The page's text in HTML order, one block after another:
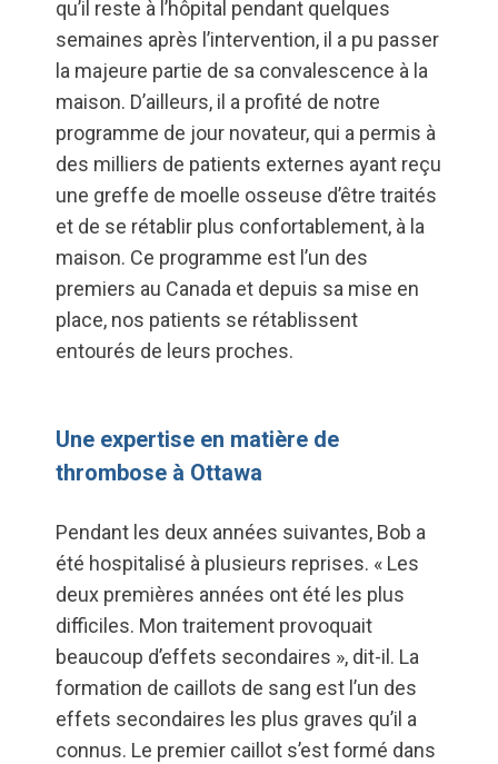
qu’il reste à l’hôpital pendant quelques
semaines après l’intervention, il a pu passer
la majeure partie de sa convalescence à la
maison. D’ailleurs, il a profité de notre
programme de jour novateur, qui a permis à
des milliers de patients externes ayant reçu
une greffe de moelle osseuse d’être traités
et de se rétablir plus confortablement, à la
maison. Ce programme est l’un des
premiers au Canada et depuis sa mise en
place, nos patients se rétablissent
entourés de leurs proches.
Une expertise en matière de
thrombose à Ottawa
Pendant les deux années suivantes, Bob a
été hospitalisé à plusieurs reprises. « Les
deux premières années ont été les plus
difficiles. Mon traitement provoquait
beaucoup d’effets secondaires », dit-il. La
formation de caillots de sang est l’un des
effets secondaires les plus graves qu’il a
connus. Le premier caillot s’est formé dans